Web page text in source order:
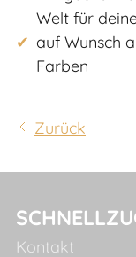
Welt für
auf Wunsch
Farben
Zurück
Kontakt